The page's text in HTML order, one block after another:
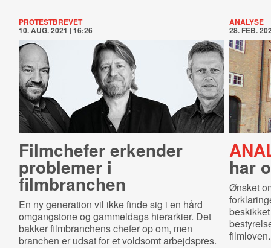
PROTESTBREVET
10. AUG. 2021 | 16:26
Filmchefer erkender
problemer i
filmbranchen
En ny generation vil ikke finde sig i en hård
omgangstone og gammeldags hierarkier. Det
bakker filmbranchens chefer op om, men
branchen er udsat for et voldsomt arbejdspres.
ANALYSE
28. FEB.
har
Ønsket
filmloven.